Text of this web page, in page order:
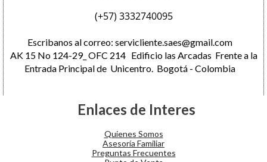
(+57) 3332740095
Escribanos al correo: servicliente.saes@gmail.com
AK 15 No 124-29_ OFC 214 Edificio las Arcadas Frente a la
Entrada Principal de Unicentro. Bogotá - Colombia
Enlaces de Interes
Quienes Somos
Asesoría Familiar
Preguntas Frecuentes